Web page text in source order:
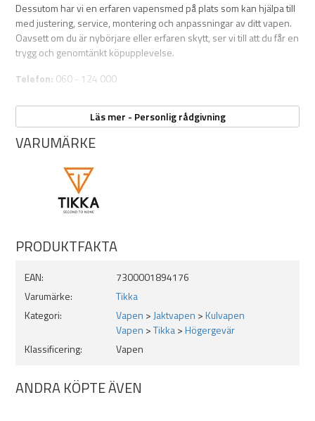
Dessutom har vi en erfaren vapensmed på plats som kan hjälpa till
med justering, service, montering och anpassningar av ditt vapen.
Oavsett om du är nybörjare eller erfaren skytt, ser vi till att du får en
trygg och genomtänkt köpupplevelse.
Telefon: 060 - 124 000
E-post:Skicka e-post
Kontakta oss – vi hjälper dig att hitta det perfekta vapnet och ser till
att det är anpassat efter dina behov och ditt skytte.
Läs mer - Personlig rådgivning
VARUMÄRKE
PRODUKTFAKTA
EAN:
7300001894176
Varumärke:
Tikka
Kategori:
Vapen > Jaktvapen >Kulvapen
Vapen >Tikka>Högergevär
Klassificering:
Vapen
ANDRA KÖPTE ÄVEN